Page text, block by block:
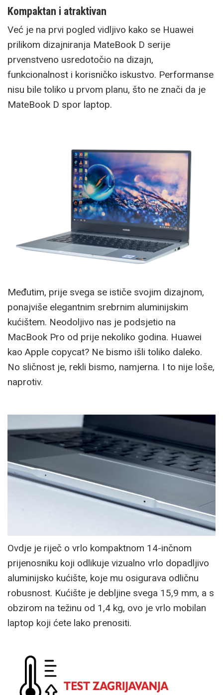
Kompaktan i atraktivan
Već je na prvi pogled vidljivo kako se Huawei
prilikom dizajniranja MateBook D serije
prvenstveno usredotočio na dizajn,
funkcionalnost i korisničko iskustvo. Performanse
nisu bile toliko u prvom planu, što ne znači da je
MateBook D spor laptop.
Međutim, prije svega se ističe svojim dizajnom,
ponajviše elegantnim srebrnim aluminijskim
kućištem. Neodoljivo nas je podsjetio na
MacBook Pro od prije nekoliko godina. Huawei
kao Apple copycat? Ne bismo išli toliko daleko.
No sličnost je, rekli bismo, namjerna. I to nije loše,
naprotiv.
Ovdje je riječ o vrlo kompaktnom 14-inčnom
prijenosniku koji odlikuje vizualno vrlo dopadljivo
aluminijsko kućište, koje mu osigurava odličnu
robusnost. Kućište je debljine svega 15,9 mm, a s
obzirom na težinu od 1,4 kg, ovo je vrlo mobilan
laptop koji ćete lako prenositi.